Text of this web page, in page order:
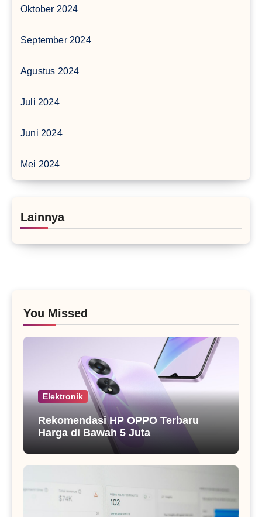
Oktober 2024
September 2024
Agustus 2024
Juli 2024
Juni 2024
Mei 2024
Lainnya
You Missed
Elektronik
Rekomendasi HP OPPO Terbaru
Harga di Bawah 5 Juta